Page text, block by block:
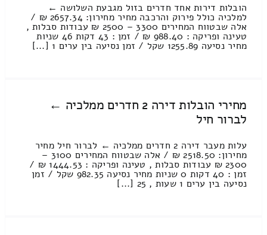
הובלות דירות אחד חדרים בזול מגבעת השלושה ←
למלכיה כולל פירוק והרכבה מחיר מחירון: 2657.34 ₪ /
אלה שבטווח המחירים 3300 – 2500 ₪ עבודות סבלות ,
טעינה ופריקה : 988.40 ₪ / זמן : 43 דקות 46 שניות
מחיר נסיעה 1255.89 שקל / זמן נסיעה בין ערים 1 [...]
מחירי הובלות דירה 2 חדרים ממלכיה ←
לברור חיל
עלות מעבר דירה 2 חדרים ממלכיה ← לברור חיל מחיר
מחירון: 2518.50 ₪ / אלה שבטווח המחירים 3100 –
2300 ₪ עבודות סבלות , טעינה ופריקה : 1444.53 ₪ /
זמן : 40 דקות 0 שניות מחיר נסיעה 982.35 שקל / זמן
נסיעה בין ערים 1 שעות , 25 [...]